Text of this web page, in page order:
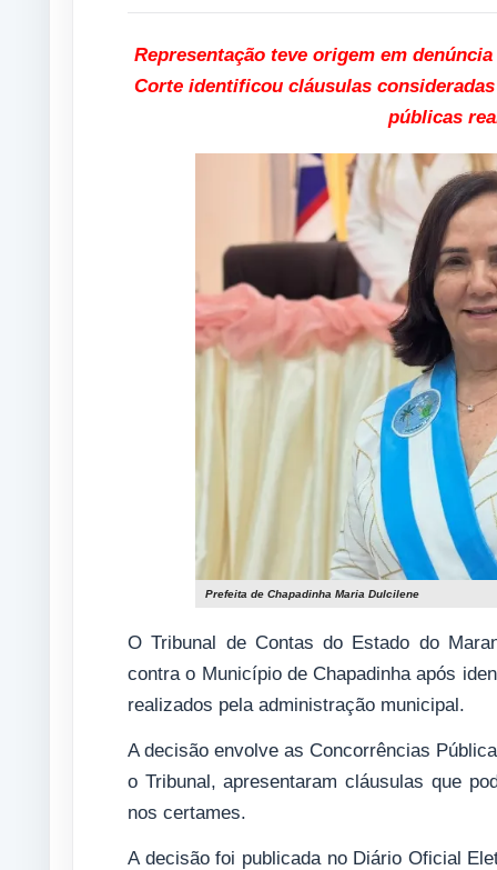
Representação teve origem em
Corte identificou cláusulas
públicas
Prefeita de Chapadinha Maria Dulcilene
O Tribunal de Contas do Estado do
contra o Município de Chapadinha após
realizados pela administração municipal.
A decisão envolve as Concorrências
o Tribunal, apresentaram cláusulas que
nos certames.
A decisão foi publicada no Diário Oficial